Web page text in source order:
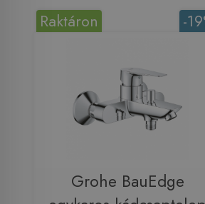
-
Raktáron
Grohe BauEdge